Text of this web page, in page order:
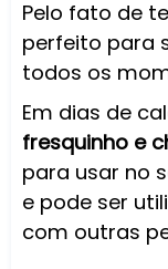
Pelo fato de
perfeito para
todos os
Em dias de
fresquinho e
para usar no
e pode ser
com outras